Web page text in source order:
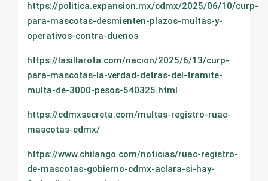
https://politica.expansion.mx/cdmx/2025/06/10/curp-
para-mascotas-desmienten-plazos-multas-y-
operativos-contra-duenos
https://lasillarota.com/nacion/2025/6/13/curp-
para-mascotas-la-verdad-detras-del-tramite-
multa-de-3000-pesos-540325.html
https://cdmxsecreta.com/multas-registro-ruac-
mascotas-cdmx/
https://www.chilango.com/noticias/ruac-registro-
de-mascotas-gobierno-cdmx-aclara-si-hay-